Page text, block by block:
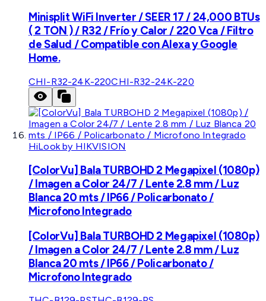
Minisplit WiFi Inverter / SEER 17 / 24,000 BTUs
( 2 TON ) / R32 / Frío y Calor / 220 Vca / Filtro
de Salud / Compatible con Alexa y Google
Home.
CHI-R32-24K-220CHI-R32-24K-220
HiLook by HIKVISION
[ColorVu] Bala TURBOHD 2 Megapixel (1080p)
/ Imagen a Color 24/7 / Lente 2.8 mm / Luz
Blanca 20 mts / IP66 / Policarbonato /
Microfono Integrado
[ColorVu] Bala TURBOHD 2 Megapixel (1080p)
/ Imagen a Color 24/7 / Lente 2.8 mm / Luz
Blanca 20 mts / IP66 / Policarbonato /
Microfono Integrado